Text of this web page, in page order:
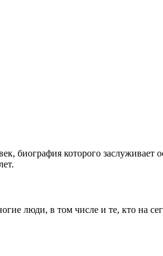
биография которого заслуживает
люди, в том числе и те, кто на